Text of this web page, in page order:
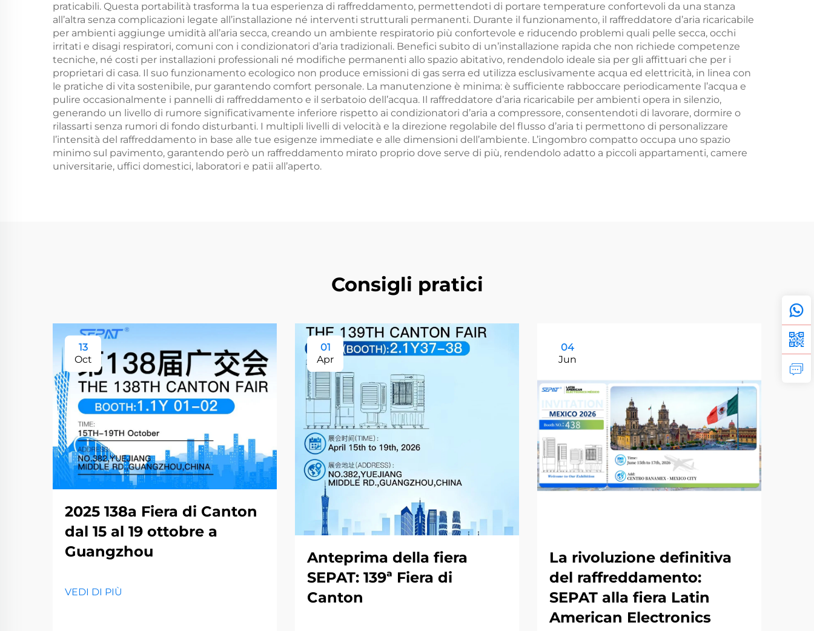
praticabili. Questa portabilità trasforma la tua esperienza di raffreddamento, permettendoti di portare temperature confortevoli da una stanza
all’altra senza complicazioni legate all’installazione né interventi strutturali permanenti. Durante il funzionamento, il raffreddatore d’aria ricaricabile
per ambienti aggiunge umidità all’aria secca, creando un ambiente respiratorio più confortevole e riducendo problemi quali pelle secca, occhi
irritati e disagi respiratori, comuni con i condizionatori d’aria tradizionali. Benefici subito di un’installazione rapida che non richiede competenze
tecniche, né costi per installazioni professionali né modifiche permanenti allo spazio abitativo, rendendolo ideale sia per gli affittuari che per i
proprietari di casa. Il suo funzionamento ecologico non produce emissioni di gas serra ed utilizza esclusivamente acqua ed elettricità, in linea con
le pratiche di vita sostenibile, pur garantendo comfort personale. La manutenzione è minima: è sufficiente rabboccare periodicamente l’acqua e
pulire occasionalmente i pannelli di raffreddamento e il serbatoio dell’acqua. Il raffreddatore d’aria ricaricabile per ambienti opera in silenzio,
generando un livello di rumore significativamente inferiore rispetto ai condizionatori d’aria a compressore, consentendoti di lavorare, dormire o
rilassarti senza rumori di fondo disturbanti. I multipli livelli di velocità e la direzione regolabile del flusso d’aria ti permettono di personalizzare
l’intensità del raffreddamento in base alle tue esigenze immediate e alle dimensioni dell’ambiente. L’ingombro compatto occupa uno spazio
minimo sul pavimento, garantendo però un raffreddamento mirato proprio dove serve di più, rendendolo adatto a piccoli appartamenti, camere
universitarie, uffici domestici, laboratori e patii all’aperto.
Consigli pratici
13
Oct
2025 138a Fiera di Canton
dal 15 al 19 ottobre a
Guangzhou
VEDI DI PIÙ
01
Apr
Anteprima della fiera
SEPAT: 139ª Fiera di
Canton
04
Jun
La rivoluzione definitiva
del raffreddamento:
SEPAT alla fiera Latin
American Electronics